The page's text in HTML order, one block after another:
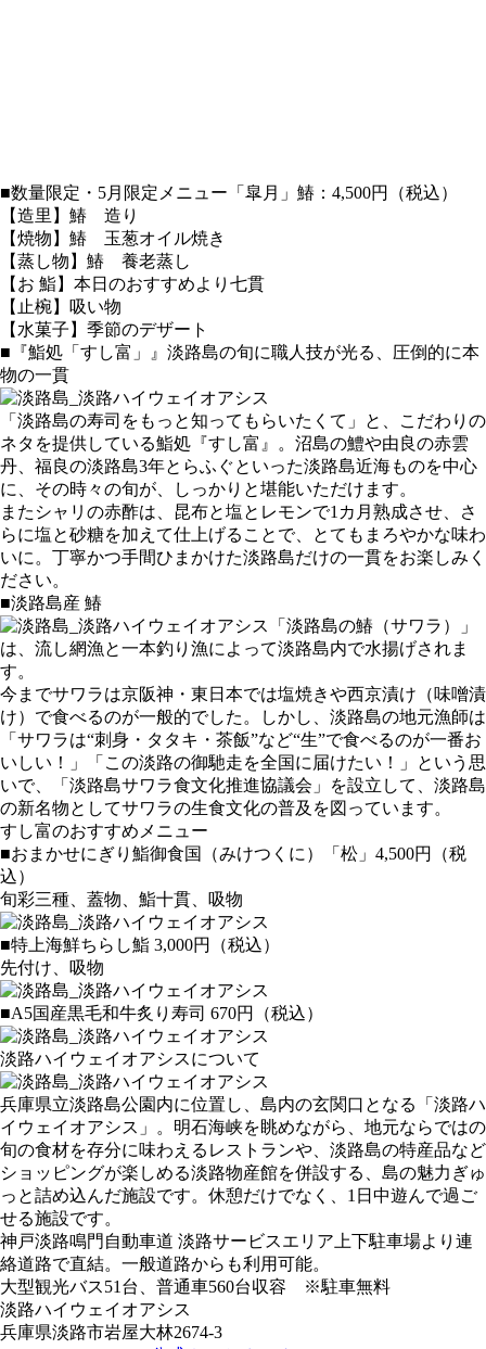
■数量限定・5月限定メニュー「皐月」鰆：4,500円（税込）
【造里】鰆 造り
【焼物】鰆 玉葱オイル焼き
【蒸し物】鰆 養老蒸し
【お 鮨】本日のおすすめより七貫
【止椀】吸い物
【水菓子】季節のデザート
■『鮨処「すし富」』淡路島の旬に職人技が光る、圧倒的に本
物の一貫
「淡路島の寿司をもっと知ってもらいたくて」と、こだわりの
ネタを提供している鮨処『すし富』。沼島の鱧や由良の赤雲
丹、福良の淡路島3年とらふぐといった淡路島近海ものを中心
に、その時々の旬が、しっかりと堪能いただけます。
またシャリの赤酢は、昆布と塩とレモンで1カ月熟成させ、さ
らに塩と砂糖を加えて仕上げることで、とてもまろやかな味わ
いに。丁寧かつ手間ひまかけた淡路島だけの一貫をお楽しみく
ださい。
■淡路島産 鰆
「淡路島の鰆（サワラ）」
は、流し網漁と一本釣り漁によって淡路島内で水揚げされま
す。
今までサワラは京阪神・東日本では塩焼きや西京漬け（味噌漬
け）で食べるのが一般的でした。しかし、淡路島の地元漁師は
「サワラは“刺身・タタキ・茶飯”など“生”で食べるのが一番お
いしい！」「この淡路の御馳走を全国に届けたい！」という思
いで、「淡路島サワラ食文化推進協議会」を設立して、淡路島
の新名物としてサワラの生食文化の普及を図っています。
すし富のおすすめメニュー
■おまかせにぎり鮨御食国（みけつくに）「松」4,500円（税
込）
旬彩三種、蓋物、鮨十貫、吸物
■特上海鮮ちらし鮨 3,000円（税込）
先付け、吸物
■A5国産黒毛和牛炙り寿司 670円（税込）
淡路ハイウェイオアシスについて
兵庫県立淡路島公園内に位置し、島内の玄関口となる「淡路ハ
イウェイオアシス」。明石海峡を眺めながら、地元ならではの
旬の食材を存分に味わえるレストランや、淡路島の特産品など
ショッピングが楽しめる淡路物産館を併設する、島の魅力ぎゅ
っと詰め込んだ施設です。休憩だけでなく、1日中遊んで過ご
せる施設です。
神戸淡路鳴門自動車道 淡路サービスエリア上下駐車場より連
絡道路で直結。一般道路からも利用可能。
大型観光バス51台、普通車560台収容 ※駐車無料
淡路ハイウェイオアシス
兵庫県淡路市岩屋大林2674-3